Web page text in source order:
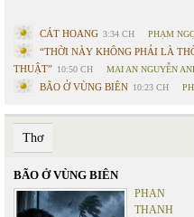
CÁT HOANG 3:34 CH PHẠM
“THỜI NÀY KHÔNG PHẢI LÀ
THUẬT” 10:50 CH MAI AN NGUYỄN
BÃO Ở VÙNG BIÊN 10:23 CH
Thơ
BÃO Ở VÙNG BIÊN
PHAN
THANH